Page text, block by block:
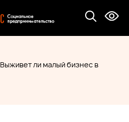
Выживет ли малый бизнес в